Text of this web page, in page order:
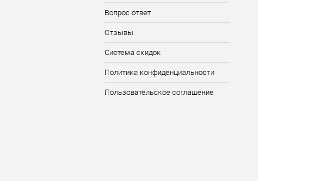
Вопрос ответ
Отзывы
Система скидок
Политика конфиденциальности
Пользовательское соглашение